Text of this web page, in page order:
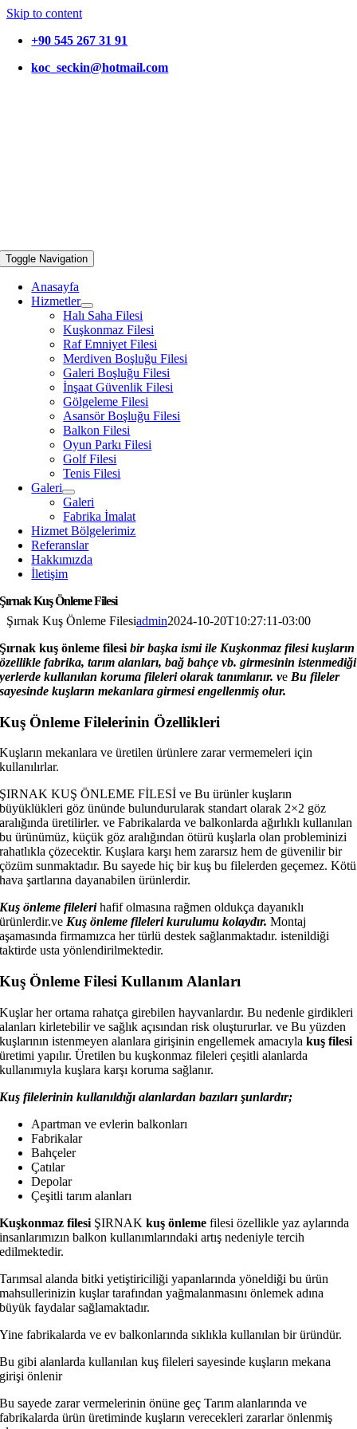
Skip to content
+90 545 267 31 91
koc_seckin@hotmail.com
Toggle Navigation
Anasayfa
Hizmetler
Halı Saha Filesi
Kuşkonmaz Filesi
Raf Emniyet Filesi
Merdiven Boşluğu Filesi
Galeri Boşluğu Filesi
İnşaat Güvenlik Filesi
Gölgeleme Filesi
Asansör Boşluğu Filesi
Balkon Filesi
Oyun Parkı Filesi
Golf Filesi
Tenis Filesi
Galeri
Galeri
Fabrika İmalat
Hizmet Bölgelerimiz
Referanslar
Hakkımızda
İletişim
Şırnak Kuş Önleme Filesi
Şırnak Kuş Önleme Filesiadmin2024-10-20T10:27:11-03:00
Şırnak kuş önleme filesibir başka ismi ile Kuşkonmaz filesi kuşların
özellikle fabrika, tarım alanları, bağ bahçe vb. girmesinin istenmediği
yerlerde kullanılan koruma fileleri olarak tanımlanır. ve Bu fileler
sayesinde kuşların mekanlara girmesi engellenmiş olur.
Kuş Önleme Filelerinin Özellikleri
Kuşların mekanlara ve üretilen ürünlere zarar vermemeleri için
kullanılırlar.
ŞIRNAK KUŞ ÖNLEME FİLESİ ve Bu ürünler kuşların
büyüklükleri göz ününde bulundurularak standart olarak 2×2 göz
aralığında üretilirler. ve Fabrikalarda ve balkonlarda ağırlıklı kullanılan
bu ürünümüz, küçük göz aralığından ötürü kuşlarla olan probleminizi
rahatlıkla çözecektir. Kuşlara karşı hem zararsız hem de güvenilir bir
çözüm sunmaktadır. Bu sayede hiç bir kuş bu filelerden geçemez. Kötü
hava şartlarına dayanabilen ürünlerdir.
Kuş önleme filelerihafif olmasına rağmen oldukça dayanıklı
ürünlerdir.ve Kuş önleme fileleri kurulumu kolaydır. Montaj
aşamasında firmamızca her türlü destek sağlanmaktadır. istenildiği
taktirde usta yönlendirilmektedir.
Kuş Önleme Filesi Kullanım Alanları
Kuşlar her ortama rahatça girebilen hayvanlardır. Bu nedenle girdikleri
alanları kirletebilir ve sağlık açısından risk oluştururlar. ve Bu yüzden
kuşlarının istenmeyen alanlara girişinin engellemek amacıylakuş filesi
üretimi yapılır. Üretilen bu kuşkonmaz fileleri çeşitli alanlarda
kullanımıyla kuşlara karşı koruma sağlanır.
Kuş filelerinin kullanıldığı alanlardan bazıları şunlardır;
Apartman ve evlerin balkonları
Fabrikalar
Bahçeler
Çatılar
Depolar
Çeşitli tarım alanları
Kuşkonmaz filesi ŞIRNAK kuş önleme filesi özellikle yaz aylarında
insanlarımızın balkon kullanımlarındaki artış nedeniyle tercih
edilmektedir.
Tarımsal alanda bitki yetiştiriciliği yapanlarında yöneldiği bu ürün
mahsullerinizin kuşlar tarafından yağmalanmasını önlemek adına
büyük faydalar sağlamaktadır.
Yine fabrikalarda ve ev balkonlarında sıklıkla kullanılan bir üründür.
Bu gibi alanlarda kullanılan kuş fileleri sayesinde kuşların mekana
girişi önlenir
Bu sayede zarar vermelerinin önüne geç Tarım alanlarında ve
fabrikalarda ürün üretiminde kuşların verecekleri zararlar önlenmiş